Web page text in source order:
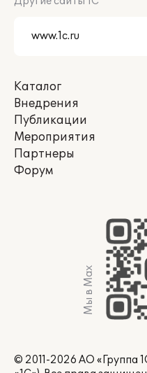
Каталог
Внедрения
Публикации
Мероприятия
Партнеры
Форум
Мы в Max
© 2011-2026 АО «Группа